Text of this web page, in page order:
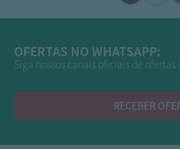
OFERTAS NO WHATSAPP:
Siga nossos canais oficiais de ofertas
RECEBER